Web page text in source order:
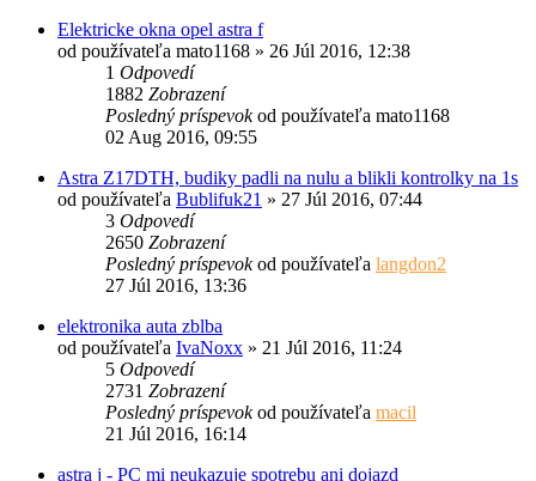
Elektricke okna opel astra f
od používateľa mato1168 » 26 Júl 2016, 12:38
1 Odpovedí
1882 Zobrazení
Posledný príspevokod používateľa mato1168
02 Aug 2016, 09:55
Astra Z17DTH, budiky padli na nulu a blikli kontrolky na 1s
od používateľa Bublifuk21 » 27 Júl 2016, 07:44
3 Odpovedí
2650 Zobrazení
Posledný príspevokod používateľa langdon2
27 Júl 2016, 13:36
elektronika auta zblba
od používateľa IvaNoxx » 21 Júl 2016, 11:24
5 Odpovedí
2731 Zobrazení
Posledný príspevokod používateľa macil
21 Júl 2016, 16:14
astra j - PC mi neukazuje spotrebu ani dojazd